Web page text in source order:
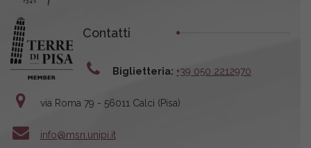
Contatti
Biglietteria: +39 050 2212970
via Roma 79 - 56011 Calci (Pisa)
info@msn.unipi.it